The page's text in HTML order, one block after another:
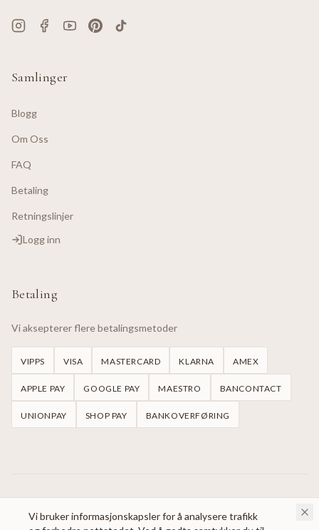
Vi bruker informasjonskapsler for å analysere trafikk
Samlinger
Blogg
Om Oss
FAQ
Betaling
Retningslinjer
Logg inn
Betaling
Vi aksepterer flere betalingsmetoder
VIPPS VISA MASTERCARD KLARNA AMEX
APPLE PAY GOOGLE PAY MAESTRO BANCONTACT
UNIONPAY SHOP PAY BANKOVERFØRING